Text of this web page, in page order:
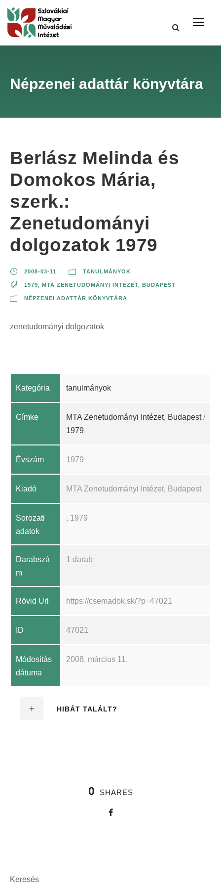
Népzenei adattár könyvtára
Berlász Melinda és
Domokos Mária,
szerk.:
Zenetudományi
dolgozatok 1979
2008-03-11 TANULMÁNYOK
1979, MTA ZENETUDOMÁNYI INTÉZET, BUDAPEST
NÉPZENEI ADATTÁR KÖNYVTÁRA
zenetudományi dolgozatok
Kategória tanulmányok
Címke MTA Zenetudományi Intézet, Budapest/
1979
Évszám 1979
Kiadó MTA Zenetudományi Intézet, Budapest
Sorozati
adatok
, 1979
Darabszá
m
1 darab
Rövid Url https://csemadok.sk/?p=47021
ID 47021
Módosítás
dátuma
2008. március 11.
HIBÁT TALÁLT?
0 SHARES
Keresés